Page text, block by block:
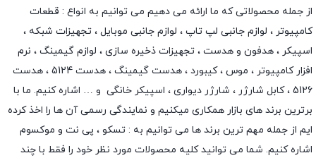
از جمله محصولاتی که ما ارائه می دهیم می توانیم به انواع : قطعات
کامپیوتر ، لوازم جانبی لپ تاپ ، لوازم جانبی موبایل ، تجهیزات شبکه ،
اسپیکر ، هدفون و هدست ، تجهیزات ذخیره سازی ، لوازم گیمینگ ، نرم
افزار کامپیوتر ، موس ،کیبورد ، هدست گیمینگ
، هدست 5124 ، هدست
5126 ،
کابل شارژر ، شارژر دیواری ، اسپیکر خانگی و … اشاره کنیم. ما با
برترین برند های بازار همکاری میکنیم و نمایندگی رسمی آن ها را اخذ کرده
ایم از جمله مهم ترین برند ها می توانیم به : تسکو ، پی نت و موکسوم
اشاره کنیم. شما می توانید کلیه محصولات مورد نظر خود را فقط با چند